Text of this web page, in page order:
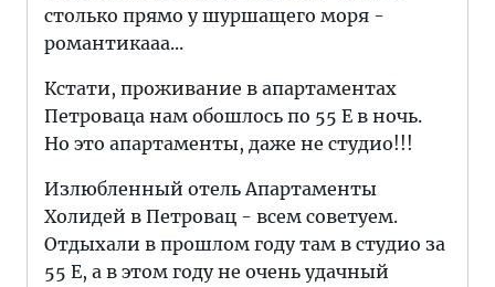
столько прямо у шуршащего моря -
романтикааа...
Кстати, проживание в апартаментах
Петроваца нам обошлось по 55 Е в ночь.
Но это апартаменты, даже не студио!!!
Излюбленный отель Апартаменты
Холидей в Петровац - всем советуем.
Отдыхали в прошлом году там в студио за
55 Е, а в этом году не очень удачный